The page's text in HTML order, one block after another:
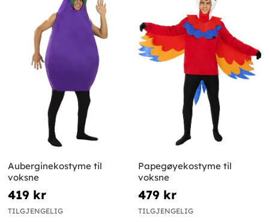
Auberginekostyme til
voksne
419 kr
TILGJENGELIG
Papegøyekostyme til
voksne
479 kr
TILGJENGELIG